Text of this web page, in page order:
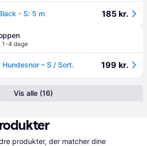
- S: 5 m 185 kr.
, 1-4 dage
– S / Sort. 199 kr.
Vis alle (16)
produkter, der matcher dine